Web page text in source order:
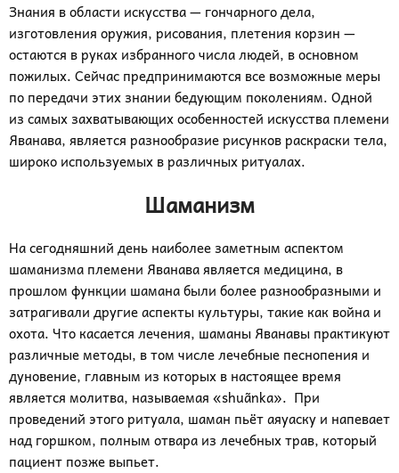
Знания в области искусства — гончарного дела,
изготовления оружия, рисования, плетения корзин —
остаются в руках избранного числа людей, в основном
пожилых. Сейчас предпринимаются все возможные меры
по передачи этих знании бедующим поколениям. Одной
из самых захватывающих особенностей искусства племени
Яванава, является разнообразие рисунков раскраски тела,
широко используемых в различных ритуалах.
Шаманизм
На сегодняшний день наиболее заметным аспектом
шаманизма племени Яванава является медицина, в
прошлом функции шамана были более разнообразными и
затрагивали другие аспекты культуры, такие как война и
охота. Что касается лечения, шаманы Яванавы практикуют
различные методы, в том числе лечебные песнопения и
дуновение, главным из которых в настоящее время
является молитва, называемая «shuãnka». При
проведений этого ритуала, шаман пьёт аяуаску и напевает
над горшком, полным отвара из лечебных трав, который
пациент позже выпьет.